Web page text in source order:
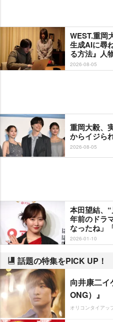
WEST.重岡
生成AIに尋
る方法』人
2026-08-05
重岡大毅、
からイジら
2026-08-05
本田望結、
年前のドラ
なったね」
2026-01-10
話題の特集をPICK UP！
向井康二
ONG）』
オリコンタイアッ